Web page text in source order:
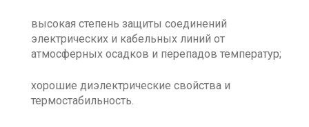
высокая степень защиты соединений
электрических и кабельных линий от
атмосферных осадков и перепадов температур;
хорошие диэлектрические свойства и
термостабильность.